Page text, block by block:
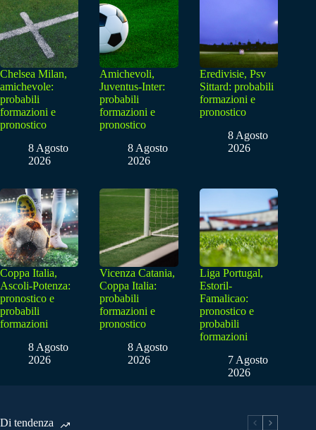
Chelsea Milan,
amichevole:
probabili
formazioni e
pronostico
8 Agosto
2026
Amichevoli,
Juventus-Inter:
probabili
formazioni e
pronostico
8 Agosto
2026
Eredivisie, Psv
Sittard: probabili
formazioni e
pronostico
8 Agosto
2026
Coppa Italia,
Ascoli-Potenza:
pronostico e
probabili
formazioni
8 Agosto
2026
Vicenza Catania,
Coppa Italia:
probabili
formazioni e
pronostico
8 Agosto
2026
Liga Portugal,
Estoril-
Famalicao:
pronostico e
probabili
formazioni
7 Agosto
2026
Di tendenza